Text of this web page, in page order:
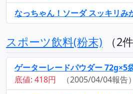
なっちゃん！ソーダ スッキリみ
スポーツ飲料(粉末) （2件
ゲーターレードパウダー 72g×5
底値: 418円
（2005/04/04報告）